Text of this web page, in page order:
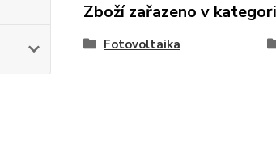
Zboží zařazeno v
Fotovoltaika